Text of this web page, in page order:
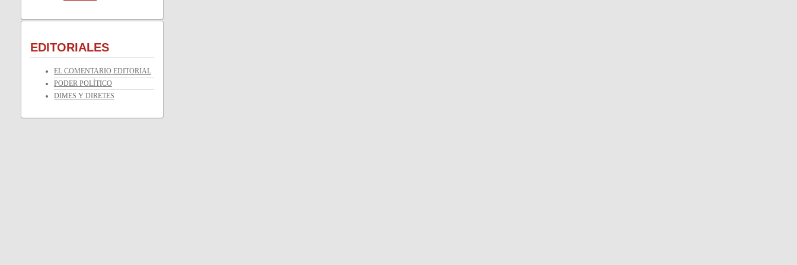
EDITORIALES
EL COMENTARIO EDITORIAL
PODER POLÍTICO
DIMES Y DIRETES